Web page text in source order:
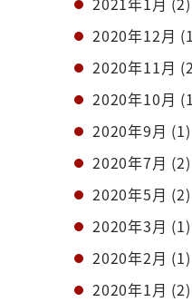
2020年12月
2020年11月
2020年10月
2020年9月 (1)
2020年7月 (2)
2020年5月 (2)
2020年3月 (1)
2020年2月 (1)
2020年1月 (2)